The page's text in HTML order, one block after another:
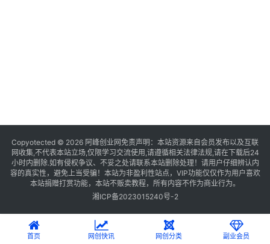
Copyotected © 2026 阿峰创业网 免责声明：本站资源来自会员发布以及互联
网收集,不代表本站立场,仅限学习交流使用,请遵循相关法律法规,请在下载后24
小时内删除.如有侵权争议、不妥之处请联系本站删除处理！请用户仔细辨认内
容的真实性，避免上当受骗！本站为非盈利性站点，VIP功能仅仅作为用户喜欢
本站捐赠打赏功能，本站不贩卖教程，所有内容不作为商业行为。
湘ICP备2023015240号-2
首页 网创快讯 网创分类 副业会员